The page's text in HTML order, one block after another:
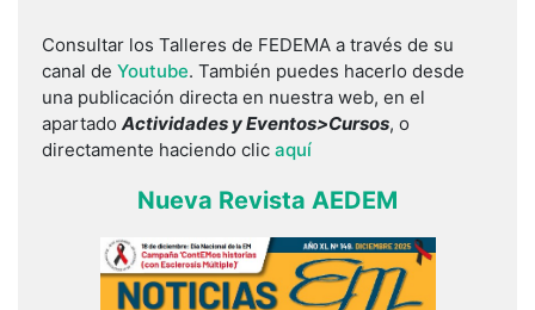
Consultar los Talleres de FEDEMA a través de su
canal de Youtube. También puedes hacerlo desde
una publicación directa en nuestra web, en el
apartado Actividades y Eventos>Cursos, o
directamente haciendo clic aquí
Nueva Revista AEDEM